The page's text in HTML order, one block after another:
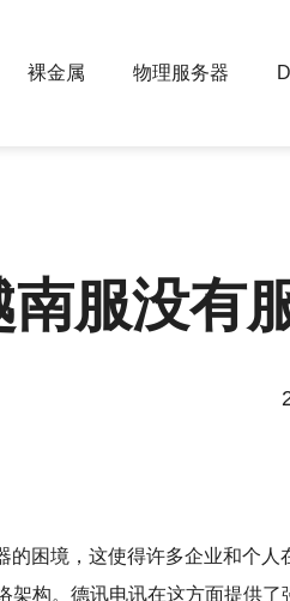
裸金属 物理服务器
南服没有
困境，这使得许多企业和个
架构。德讯电讯在这方面提供了